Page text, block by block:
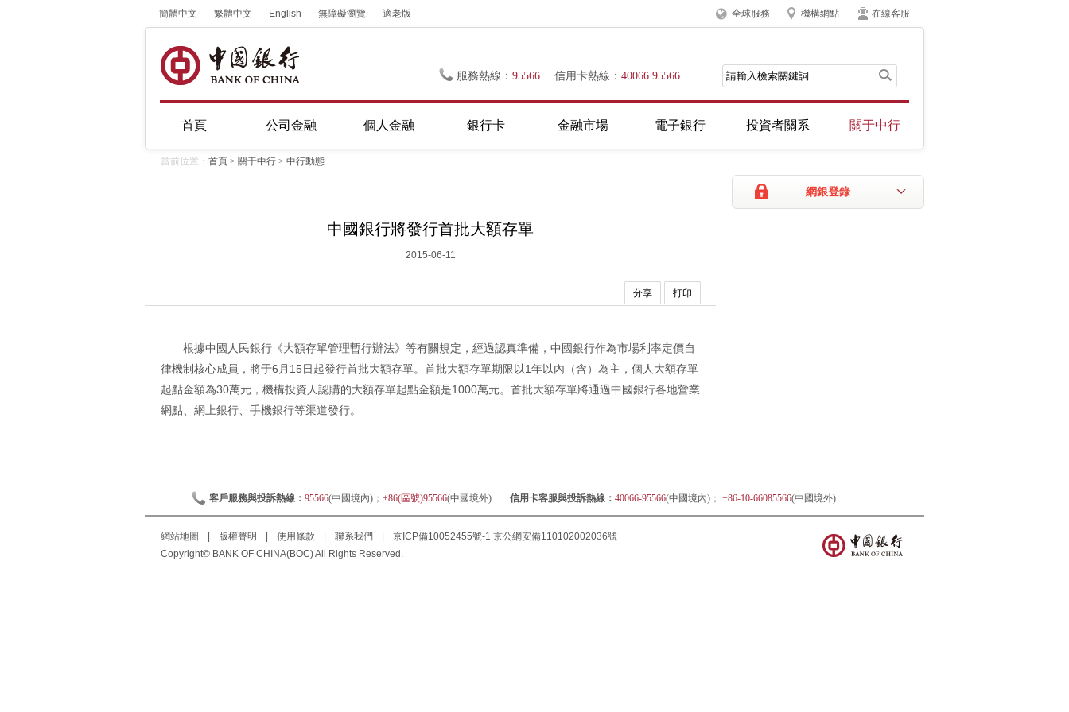
簡體中文 繁體中文 English 無障礙瀏覽 適老版 全球服務 機構網點 在線客服
服務熱線： 95566 信用卡熱線： 40066 95566
首頁 公司金融 個人金融 銀行卡 金融市場 電子銀行 投資者關系 關于中行
當前位置： 首頁 > 關于中行 > 中行動態
網銀登錄
中國銀行將發行首批大額存單
2015-06-11
分享 打印
根據中國人民銀行《大額存單管理暫行辦法》等有關規定，經過認真準備，中國銀行作為市場利率定價自
律機制核心成員，將于6月15日起發行首批大額存單。首批大額存單期限以1年以內（含）為主，個人大額存單
起點金額為30萬元，機構投資人認購的大額存單起點金額是1000萬元。首批大額存單將通過中國銀行各地營業
網點、網上銀行、手機銀行等渠道發行。
客戶服務與投訴熱線： 95566(中國境內)； +86(區號)95566(中國境外) 信用卡客服與投訴熱線： 40066-95566(中國境內)； +86-10-66085566(中國境外)
網站地圖 版權聲明 使用條款 聯系我們 京ICP備10052455號-1 京公網安備110102002036號
Copyright© BANK OF CHINA(BOC) All Rights Reserved.